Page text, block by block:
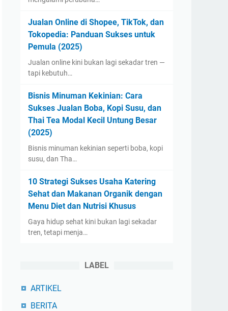
Jualan Online di Shopee, TikTok, dan
Tokopedia: Panduan Sukses untuk
Pemula (2025)
Jualan online kini bukan lagi sekadar tren —
tapi kebutuh…
Bisnis Minuman Kekinian: Cara
Sukses Jualan Boba, Kopi Susu, dan
Thai Tea Modal Kecil Untung Besar
(2025)
Bisnis minuman kekinian seperti boba, kopi
susu, dan Tha…
10 Strategi Sukses Usaha Katering
Sehat dan Makanan Organik dengan
Menu Diet dan Nutrisi Khusus
Gaya hidup sehat kini bukan lagi sekadar
tren, tetapi menja…
LABEL
ARTIKEL
BERITA